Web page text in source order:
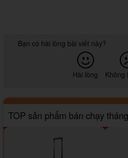
Bạn có hài lòng bài viết này?
Hài lòng Không
TOP sản phẩm bán chạy